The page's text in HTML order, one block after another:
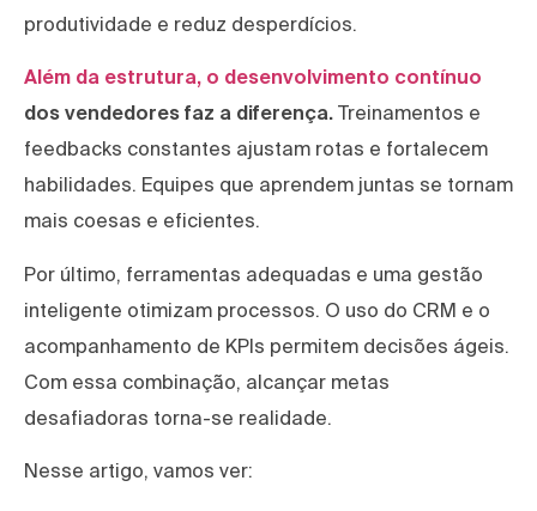
produtividade e reduz desperdícios.
Além da estrutura, o desenvolvimento contínuo
dos vendedores faz a diferença. Treinamentos e
feedbacks constantes ajustam rotas e fortalecem
habilidades. Equipes que aprendem juntas se tornam
mais coesas e eficientes.
Por último, ferramentas adequadas e uma gestão
inteligente otimizam processos. O uso do CRM e o
acompanhamento de KPIs permitem decisões ágeis.
Com essa combinação, alcançar metas
desafiadoras torna-se realidade.
Nesse artigo, vamos ver: